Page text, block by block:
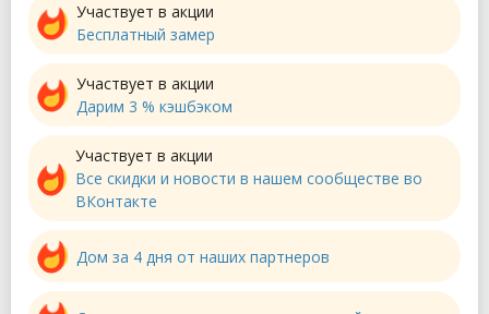
Участвует в акции
Бесплатный замер
Участвует в акции
Дарим 3 % кэшбэком
Участвует в акции
Все скидки и новости в нашем сообществе во
ВКонтакте
Дом за 4 дня от наших партнеров